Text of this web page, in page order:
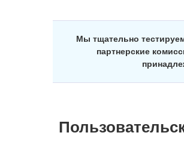
Мы тщательно
партнерские